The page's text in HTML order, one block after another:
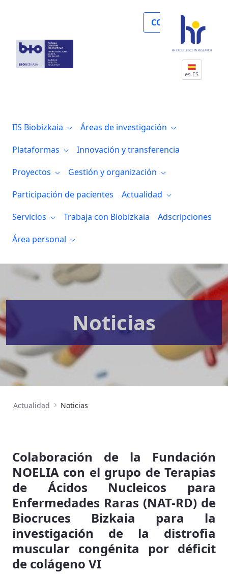
COLABORA
es-ES
IIS Biobizkaia
Áreas de investigación
Plataformas
Innovación y transferencia
Proyectos
Gestión y organización
Participación de pacientes
Actualidad
Servicios
Trabaja con Biobizkaia
Adscripciones
Área personal
Noticias
Actualidad Noticias
Colaboración de la Fundación
NOELIA con el grupo de Terapias
de Ácidos Nucleicos para
Enfermedades Raras (NAT-RD) de
Biocruces Bizkaia para la
investigación de la distrofia
muscular congénita por déficit
de colágeno VI